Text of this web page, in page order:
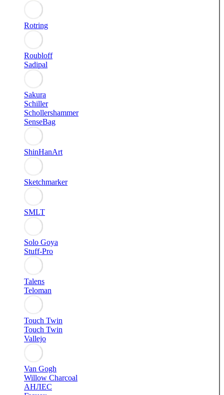
Rotring
Roubloff
Sadipal
Sakura
Schiller
Schollershammer
SenseBag
ShinHanArt
Sketchmarker
SMLT
Solo Goya
Stuff-Pro
Talens
Teloman
Touch Twin
Touch Twin
Vallejo
Van Gogh
Willow Charcoal
АНЛЕС